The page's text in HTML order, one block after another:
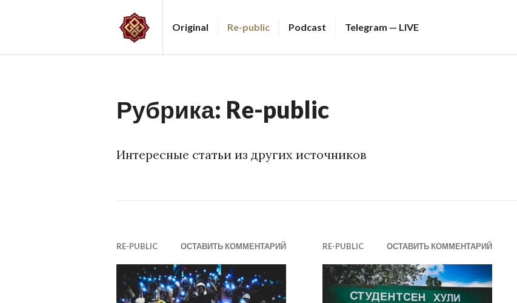
ARGA
Original Re-public Podcast Telegram — LIVE
Рубрика: Re-public
Интересные статьи из других источников
RE-PUBLIC ОСТАВИТЬ КОММЕНТАРИЙ RE-PUBLIC ОСТАВИТЬ КОММЕНТАРИЙ